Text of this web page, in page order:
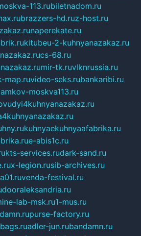
113.rubiletnadom.ru
brazzers-hd.ruz-host.ru
naperekate.ru
kitubeu-2-kuhnyanazakaz.ru
cs-68.ru
mir-tk.ruvlknrussia.ru
map.ruvideo-seks.rubankaribi.ru
moskva113.ru
kuhnyaekuhnyaafabrika.ru
e-abis1c.ru
kts-services.rudark-sand.ru
x-legion.rusib-archives.ru
venda-festival.ru
dooraleksandria.ru
lab-msk.ru1-mus.ru
purse-factory.ru
adler-jun.rubandamn.ru